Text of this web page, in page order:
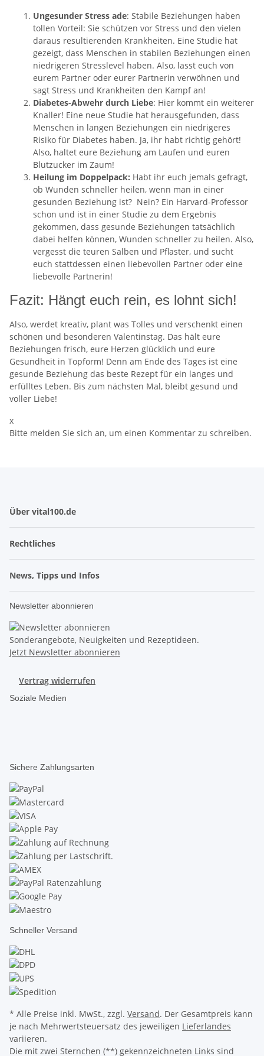
Ungesunder Stress ade: Stabile Beziehungen haben
tollen Vorteil: Sie schützen vor Stress und den vielen
daraus resultierenden Krankheiten. Eine Studie hat
gezeigt, dass Menschen in stabilen Beziehungen einen
niedrigeren Stresslevel haben. Also, lasst euch von
eurem Partner oder eurer Partnerin verwöhnen und
sagt Stress und Krankheiten den Kampf an!
Diabetes-Abwehr durch Liebe: Hier kommt ein weiterer
Knaller! Eine neue Studie hat herausgefunden, dass
Menschen in langen Beziehungen ein niedrigeres
Risiko für Diabetes haben. Ja, ihr habt richtig gehört!
Also, haltet eure Beziehung am Laufen und euren
Blutzucker im Zaum!
Heilung im Doppelpack: Habt ihr euch jemals gefragt,
ob Wunden schneller heilen, wenn man in einer
gesunden Beziehung ist? Nein? Ein Harvard-Professor
schon und ist in einer Studie zu dem Ergebnis
gekommen, dass gesunde Beziehungen tatsächlich
dabei helfen können, Wunden schneller zu heilen. Also,
vergesst die teuren Salben und Pflaster, und sucht
euch stattdessen einen liebevollen Partner oder eine
liebevolle Partnerin!
Fazit: Hängt euch rein, es lohnt sich!
Also, werdet kreativ, plant was Tolles und verschenkt einen
schönen und besonderen Valentinstag. Das hält eure
Beziehungen frisch, eure Herzen glücklich und eure
Gesundheit in Topform! Denn am Ende des Tages ist eine
gesunde Beziehung das beste Rezept für ein langes und
erfülltes Leben. Bis zum nächsten Mal, bleibt gesund und
voller Liebe!
x
Bitte melden Sie sich an, um einen Kommentar zu schreiben.
Über vital100.de
Rechtliches
News, Tipps und Infos
Newsletter abonnieren
Sonderangebote, Neuigkeiten und Rezeptideen.
Jetzt Newsletter abonnieren
Vertrag widerrufen
Soziale Medien
Sichere Zahlungsarten
Schneller Versand
* Alle Preise inkl. MwSt., zzgl. Versand. Der Gesamtpreis kann
je nach Mehrwertsteuersatz des jeweiligen Lieferlandes
variieren.
Die mit zwei Sternchen (**) gekennzeichneten Links sind